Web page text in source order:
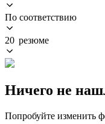
По соответствию
20 резюме
Ничего не
Попробуйте изменить